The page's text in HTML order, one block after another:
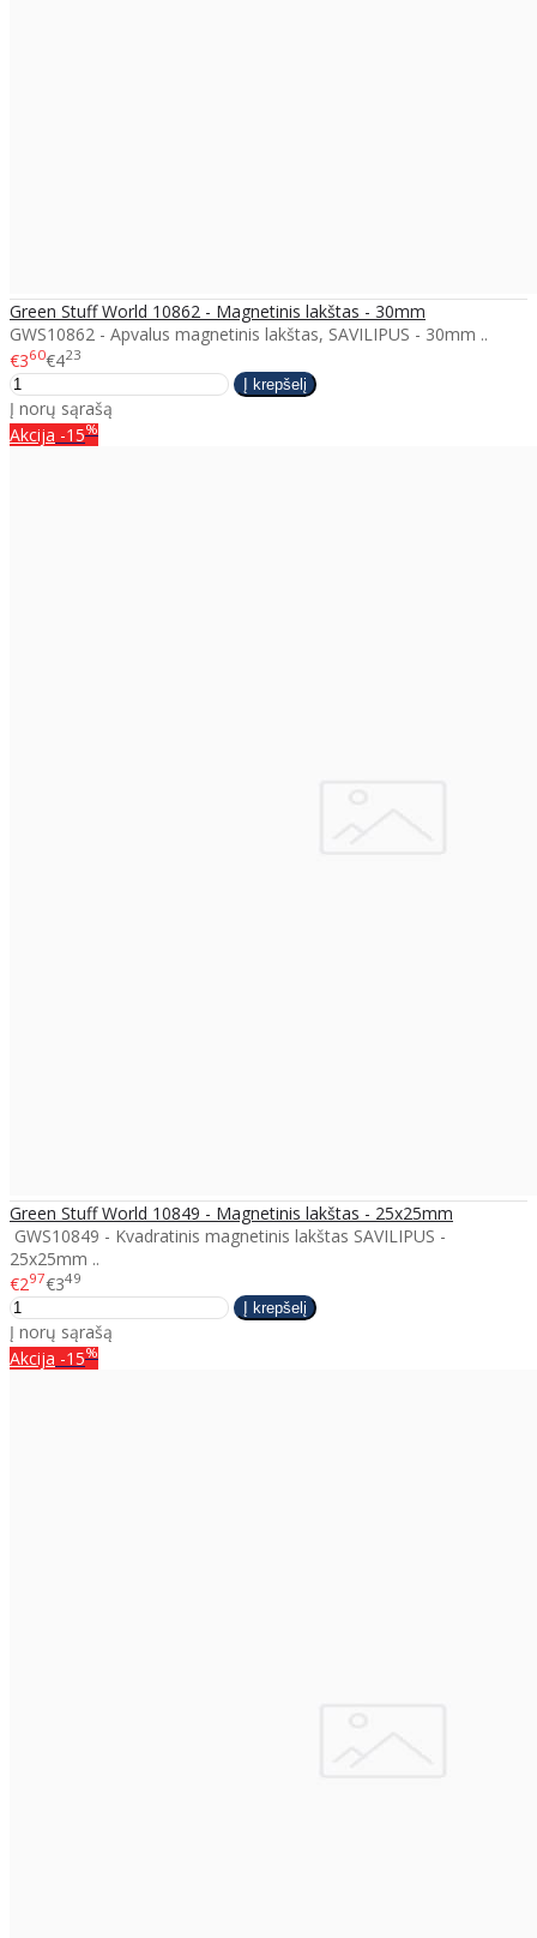
Green Stuff World 10862 - Magnetinis lakštas - 30mm
GWS10862 - Apvalus magnetinis lakštas, SAVILIPUS - 30mm ..
€360€423
Į norų sąrašą
Akcija -15%
Green Stuff World 10849 - Magnetinis lakštas - 25x25mm
GWS10849 - Kvadratinis magnetinis lakštas SAVILIPUS -
25x25mm ..
€297€349
Į norų sąrašą
Akcija -15%